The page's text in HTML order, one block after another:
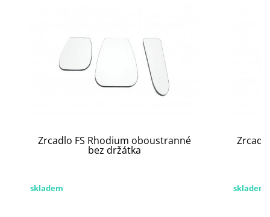
Zrcadlo FS Rhodium oboustranné
bez držátka
skladem skladem